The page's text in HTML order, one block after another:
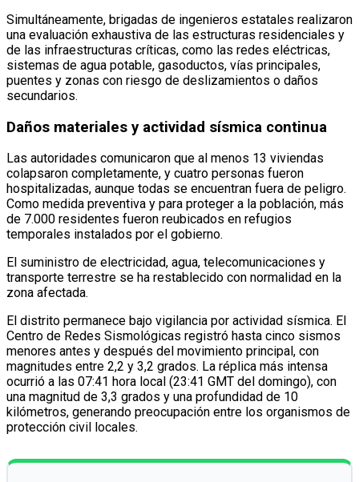
Simultáneamente, brigadas de ingenieros estatales realizaron
una evaluación exhaustiva de las estructuras residenciales y
de las infraestructuras críticas, como las redes eléctricas,
sistemas de agua potable, gasoductos, vías principales,
puentes y zonas con riesgo de deslizamientos o daños
secundarios.
Daños materiales y actividad sísmica continua
Las autoridades comunicaron que al menos 13 viviendas
colapsaron completamente, y cuatro personas fueron
hospitalizadas, aunque todas se encuentran fuera de peligro.
Como medida preventiva y para proteger a la población, más
de 7.000 residentes fueron reubicados en refugios
temporales instalados por el gobierno.
El suministro de electricidad, agua, telecomunicaciones y
transporte terrestre se ha restablecido con normalidad en la
zona afectada.
El distrito permanece bajo vigilancia por actividad sísmica. El
Centro de Redes Sismológicas registró hasta cinco sismos
menores antes y después del movimiento principal, con
magnitudes entre 2,2 y 3,2 grados. La réplica más intensa
ocurrió a las 07:41 hora local (23:41 GMT del domingo), con
una magnitud de 3,3 grados y una profundidad de 10
kilómetros, generando preocupación entre los organismos de
protección civil locales.